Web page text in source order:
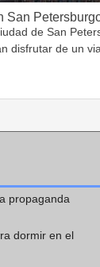
San
de San
disfrutar de un
propaganda
dormir en el